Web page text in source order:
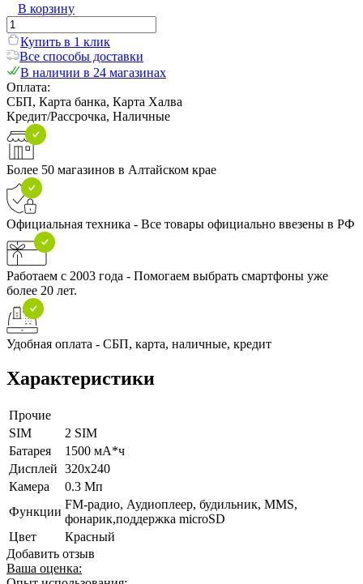
В корзину
Купить в 1 клик
Все способы доставки
В наличии в 24 магазинах
Оплата:
СБП, Карта банка, Карта Халва
Кредит/Рассрочка, Наличные
Более 50 магазинов в Алтайском крае
Официальная техника - Все товары официально ввезены в РФ
Работаем с 2003 года - Помогаем выбрать смартфоны уже
более 20 лет.
Удобная оплата - СБП, карта, наличные, кредит
Характеристики
Прочие
SIM
2 SIM
Батарея
1500 мА*ч
Дисплей 320х240
Камера
0.3 Мп
Функции
FM-радио, Аудиоплеер, будильник, MMS,
фонарик,поддержка microSD
Цвет
Красный
Добавить отзыв
Ваша оценка: